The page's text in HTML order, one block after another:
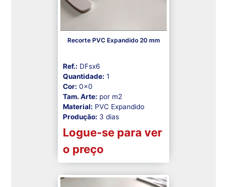
Recorte PVC Expandido 20 mm
Ref.: DFsx6
Quantidade: 1
Cor: 0x0
Tam. Arte: por m2
Material: PVC Expandido
Produção: 3 dias
Logue-se para ver
o preço